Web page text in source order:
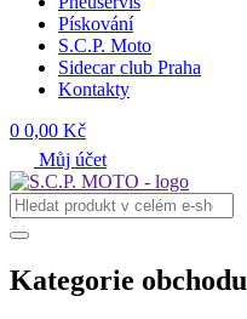
Pískování
S.C.P. Moto
Sidecar club Praha
Kontakty
0 0,00 Kč
Můj účet
Kategorie obchodu